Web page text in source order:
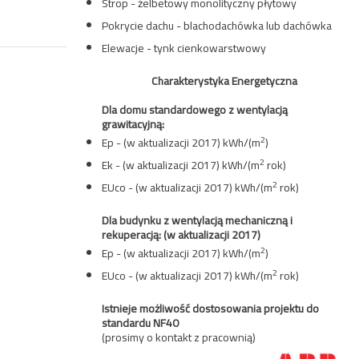
Pokrycie dachu - blachodachówka lub dachówka
Elewacje - tynk cienkowarstwowy
Charakterystyka Energetyczna
Dla domu standardowego z wentylacją
grawitacyjną:
Ep - (w aktualizacji 2017) kWh/(m2)
Ek - (w aktualizacji 2017) kWh/(m2 rok)
EUco - (w aktualizacji 2017) kWh/(m2 rok)
Dla budynku z wentylacją mechaniczną i
rekuperacją:(w aktualizacji 2017)
Ep - (w aktualizacji 2017) kWh/(m2)
EUco - (w aktualizacji 2017) kWh/(m2 rok)
Istnieje możliwość dostosowania projektu do
standardu NF40
(prosimy o kontakt z pracownią)